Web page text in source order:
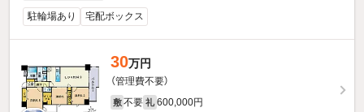
駐輪場あり 宅配ボックス
30万円
（管理費不要）
敷 不要 礼 600,000円